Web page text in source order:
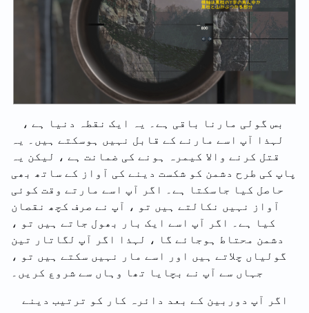
بس گولی مارنا باقی ہے۔ یہ ایک نقطہ دنیا ہے ،
لہذا آپ اسے مارنے کے قابل نہیں ہوسکتے ہیں۔ یہ
قتل کرنے والا کیمرہ ہونے کی ضمانت ہے ، لیکن یہ
پاپ کی طرح دشمن کو شکست دینے کی آواز کے ساتھ بھی
حاصل کیا جاسکتا ہے۔ اگر آپ اسے مارتے وقت کوئی
آواز نہیں نکالتے ہیں تو ، آپ نے صرف کچھ نقصان
کیا ہے۔ اگر آپ اسے ایک بار بھول جاتے ہیں تو ،
دشمن محتاط ہوجائے گا ، لہذا اگر آپ لگاتار تین
گولیاں چلاتے ہیں اور اسے مار نہیں سکتے ہیں تو ،
جہاں سے آپ نے بچایا تھا وہاں سے شروع کریں۔
اگر آپ دوربین کے بعد دائرہ کار کو ترتیب دینے